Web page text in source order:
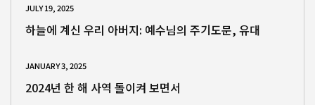
JULY 19, 2025
하늘에 계신 우리 아버지: 예수님의 주기도문, 유대
JANUARY 3, 2025
2024년 한 해 사역 돌이켜 보면서